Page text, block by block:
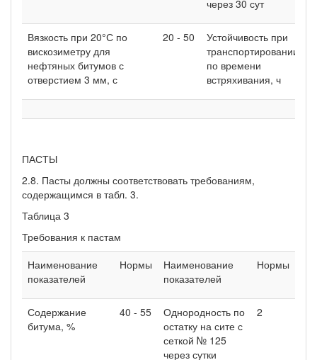
через 30 сут
Вязкость при 20°С по
вискозиметру для
нефтяных битумов с
отверстием 3 мм, с
20 - 50
Устойчивость при
транспортировании
по времени
встряхивания, ч
ПАСТЫ
2.8. Пасты должны соответствовать требованиям,
содержащимся в табл. 3.
Таблица 3
Требования к пастам
Наименование
показателей
Нормы
Наименование
показателей
Нормы
Содержание
битума, %
40 - 55
Однородность по
остатку на сите с
сеткой № 125
через сутки
2